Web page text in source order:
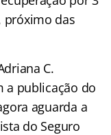
próximo das
C.
a publicação do
aguarda a
do Seguro